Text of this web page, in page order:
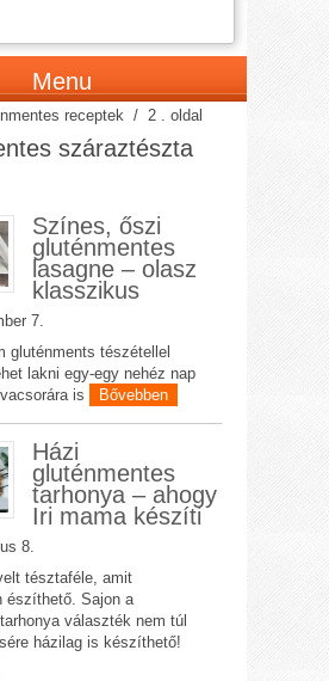
Menu
receptek / 2 . oldal
száraztészta
Színes, őszi
gluténmentes
lasagne – olasz
klasszikus
7.
gluténments tészétellel
lakni egy-egy nehéz nap
is
Bővebben
Házi
gluténmentes
tarhonya – ahogy
Iri mama készíti
8.
tésztaféle, amit
észíthető. Sajon a
választék nem túl
házilag is készíthető!